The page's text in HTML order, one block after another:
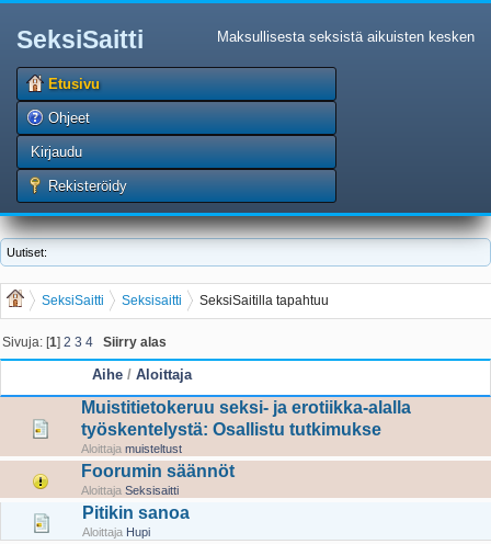
SeksiSaitti Maksullisesta seksistä aikuisten kesken
Etusivu
Ohjeet
Kirjaudu
Rekisteröidy
Uutiset:
SeksiSaitti Seksisaitti SeksiSaitilla tapahtuu
Sivuja: [1]2 3 4 Siirry alas
Aihe / Aloittaja
Muistitietokeruu seksi- ja erotiikka-alalla
työskentelystä: Osallistu tutkimukse
Aloittaja muisteltust
Foorumin säännöt
Aloittaja Seksisaitti
Pitikin sanoa
Aloittaja Hupi